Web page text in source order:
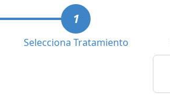
1
Selecciona Tratamiento